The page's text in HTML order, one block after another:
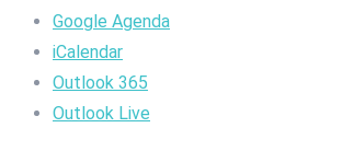
Google Agenda
iCalendar
Outlook 365
Outlook Live